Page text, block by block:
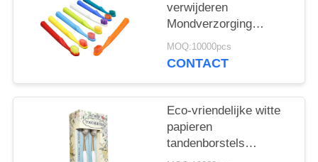
verwijderen
Mondverzorging
Tandborstels 350g
Witte papieren doos 60
MOQ:10000pcs
CONTACT
Eco-vriendelijke witte
papieren
tandenborstels
verwijderen bacteriën